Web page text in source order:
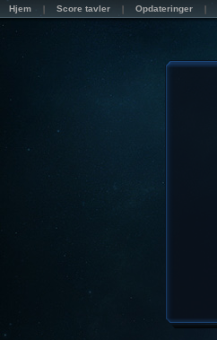
Hjem Score tavler Opdateringer